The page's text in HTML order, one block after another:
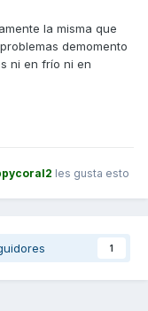
la misma que
demomento
ni en frío ni en
les gusta esto
1